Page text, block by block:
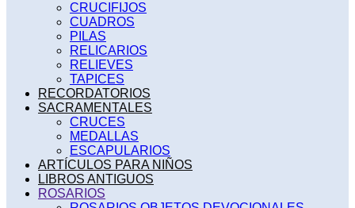
CRUCIFIJOS
CUADROS
PILAS
RELICARIOS
RELIEVES
TAPICES
RECORDATORIOS
SACRAMENTALES
CRUCES
MEDALLAS
ESCAPULARIOS
ARTÍCULOS PARA NIÑOS
LIBROS ANTIGUOS
ROSARIOS